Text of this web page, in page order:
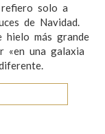
solo a
de Navidad.
hielo más grande
«en una galaxia